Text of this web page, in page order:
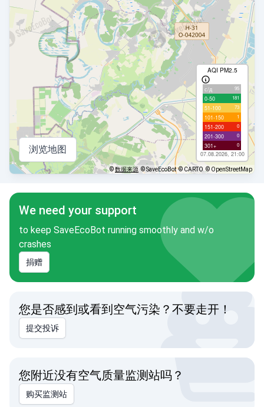
AQI PM2.5
с/д 95
0-50 181
51-100 73
101-150 1
151-200 0
201-300 0
301+ 0
07.08.2026, 21:00
浏览地图
©数据来源 © SaveEcoBot © CARTO © OpenStreetMap
We need your support
to keep SaveEcoBot running smoothly and w/o
crashes
捐赠
您是否感到或看到空气污染？不要走开！
提交投诉
您附近没有空气质量监测站吗？
购买监测站